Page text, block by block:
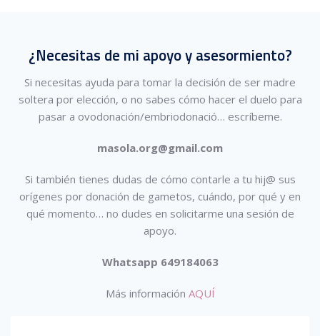
¿Necesitas de mi apoyo y asesormiento?
Si necesitas ayuda para tomar la decisión de ser madre
soltera por elección, o no sabes cómo hacer el duelo para
pasar a ovodonación/embriodonació… escríbeme.
masola.org@gmail.com
Si también tienes dudas de cómo contarle a tu hij@ sus
orígenes por donación de gametos, cuándo, por qué y en
qué momento… no dudes en solicitarme una sesión de
apoyo.
Whatsapp 649184063
Más información AQUÍ